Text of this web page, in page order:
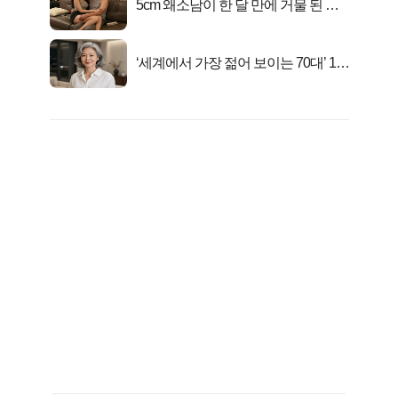
5cm 왜소남이 한 달 만에 거물 된 사
‘세계에서 가장 젊어 보이는 70대’ 1위